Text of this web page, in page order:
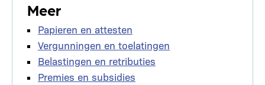
Meer
Papieren en attesten
Vergunningen en toelatingen
Belastingen en retributies
Premies en subsidies